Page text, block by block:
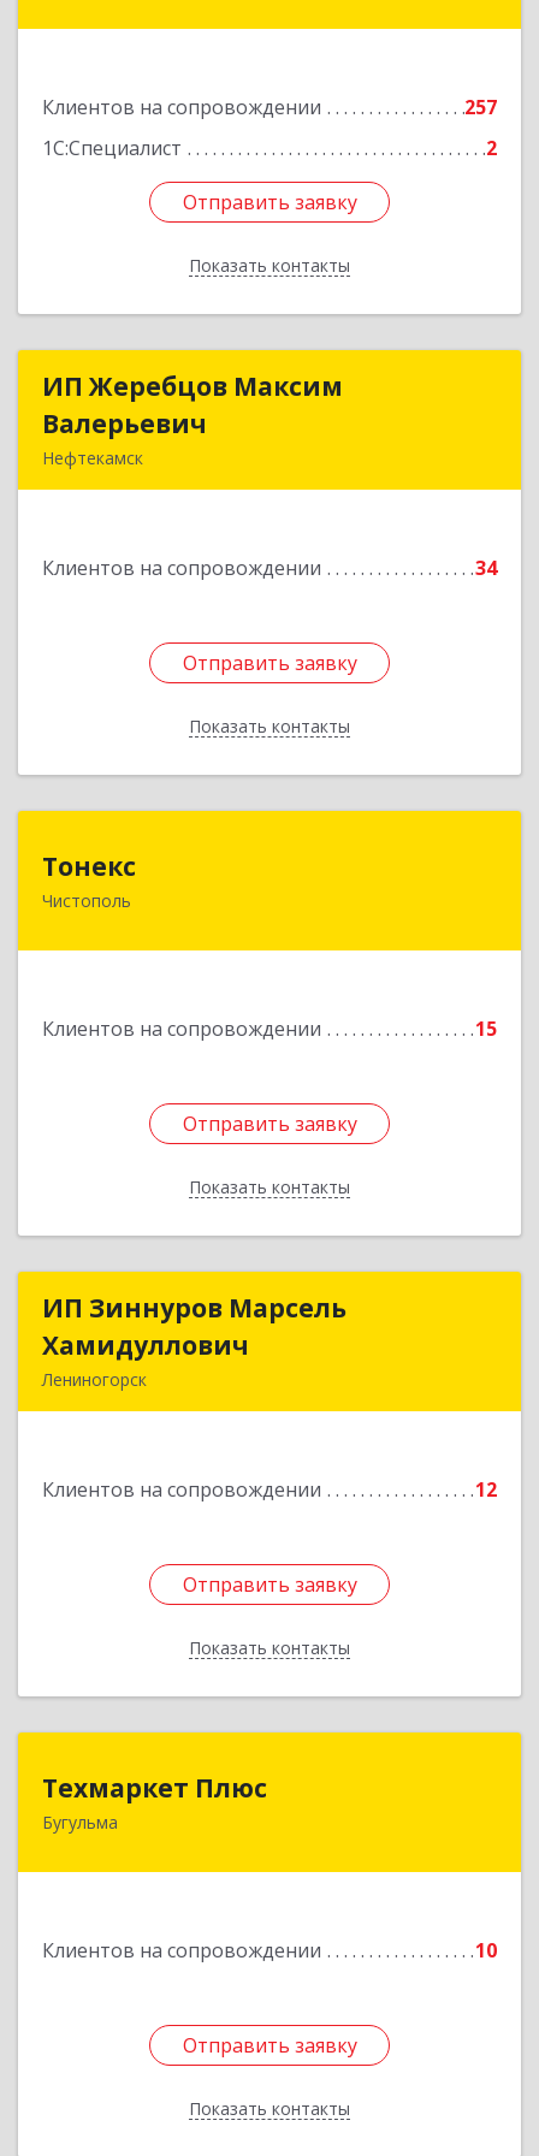
Клиентов на сопровождении
257
1С:Специалист
2
Отправить заявку
Показать контакты
Отправить заявку
Назад
ИП Жеребцов Максим
Валерьевич
Нефтекамск
Клиентов на сопровождении 34
Отправить заявку
Показать контакты
ИП Жеребцов Максим
Подробнее
Отправить заявку
Назад
Тонекс
Чистополь
Клиентов на сопровождении 15
Отправить заявку
Показать контакты
422980, Татарстан Респ, Чистопольский р-н,
Отправить заявку
Назад
ИП Зиннуров Марсель
Хамидуллович
Лениногорск
Клиентов на сопровождении 12
Отправить заявку
Показать контакты
ИП Зиннуров Марсель
Подробнее
Отправить заявку
Назад
Техмаркет Плюс
Бугульма
Клиентов на сопровождении 10
Отправить заявку
Показать контакты
423231, РТ, Бугульма, ул.Белинского, д.13
Отправить заявку
Назад